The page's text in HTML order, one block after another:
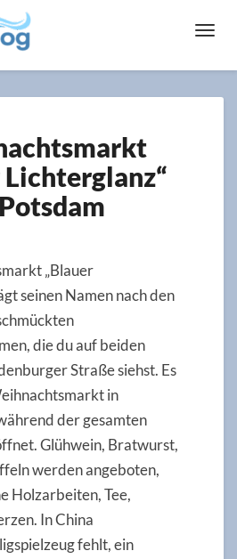
„Blauer
Lichterglanz“
in
Potsdam
Lichterglanz“
„Blauer
seinen Namen nach den
die du auf beiden
Straße siehst. Es
in
der gesamten
Glühwein, Bratwurst,
werden angeboten,
Holzarbeiten, Tee,
In China
fehlt, ein